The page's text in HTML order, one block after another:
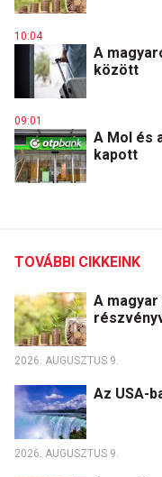
10:04
A
között
09:01
A Mol és
kapott
TOVÁBBI CIKKEINK
A
2026. AUGUSZTUS 9.
Az USA-
2026. AUGUSZTUS 9.